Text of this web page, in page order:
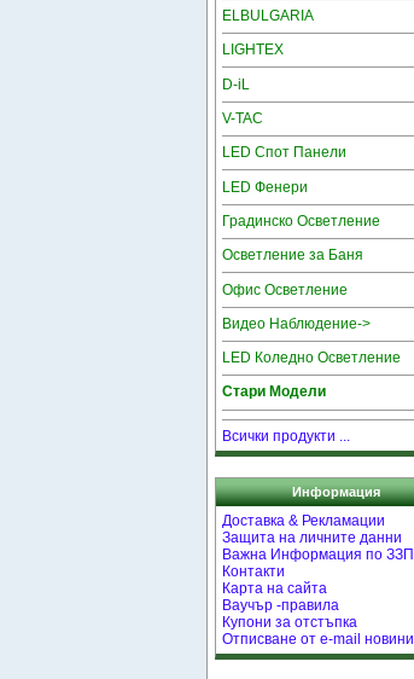
ELBULGARIA
LIGHTEX
D-iL
V-TAC
LED Спот Панели
LED Фенери
Градинско Осветление
Осветление за Баня
Офис Осветление
Видео Наблюдение->
LED Коледно Осветление
Стари Модели
Всички продукти ...
Информация
Доставка & Рекламации
Защита на личните данни
Важна Информация по ЗЗП
Контакти
Карта на сайта
Ваучър -правила
Купони за отстъпка
Отписване от e-mail новини